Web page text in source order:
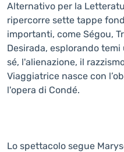
Alternativo per la
ripercorre sette tappe
importanti, come Ségou,
Desirada, esplorando
sé, l'alienazione, il
Viaggiatrice nasce con
l'opera di Condé.
Lo spettacolo segue